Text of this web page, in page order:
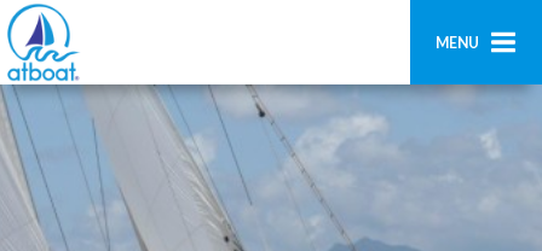
MENU
Home
Ricerca
Contatti